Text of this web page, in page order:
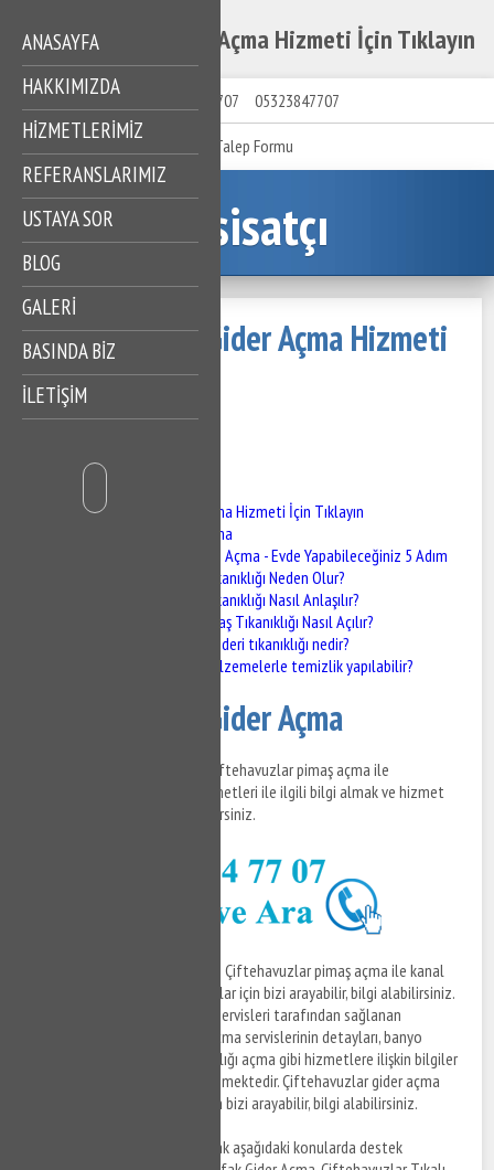
Çiftehavuzlar Gider Açma Hizmeti İçin Tıklayın
ANASAYFA
HAKKIMIZDA
HIZMETLERIMIZ
REFERANSLARIMIZ
USTAYA SOR
BLOG
GALERİ
BASINDA BİZ
İLETİŞİM
05323847707 05323847707
Talep Formu
Tesisatçı
Çiftehavuzlar Gider Açma Hizmeti
İçin Tıklayın
İçindekiler
Çiftehavuzlar Gider Açma Hizmeti İçin Tıklayın
Çiftehavuzlar Gider Açma
Pimaş Tıkanıklığı Açma - Evde Yapabileceğiniz 5 Adım
Pimaş Tıkanıklığı Neden Olur?
Pimaş Tıkanıklığı Nasıl Anlaşılır?
Evde Pimaş Tıkanıklığı Nasıl Açılır?
Mutfak gideri tıkanıklığı nedir?
Hangi malzemelerle temizlik yapılabilir?
Çiftehavuzlar Gider Açma
Çiftehavuzlar gider açma ve Çiftehavuzlar pimaş açma ile
Çiftehavuzlar kanal açma hizmetleri ile ilgili bilgi almak ve hizmet
almak için bizi hemen arayabilirsiniz.
ve Çiftehavuzlar pimaş açma ile kanal
açma hizmetleri ile ilgili detaylar için bizi arayabilir, bilgi alabilirsiniz.
Çiftehavuzlar tıkanıklık açma servisleri tarafından sağlanan
hizmetler, sunulan tıkanıklık açma servislerinin detayları, banyo
tıkanıklığı açma, klozet tıkanıklığı açma gibi hizmetlere ilişkin bilgiler
bu konu başlığı altında listelenmektedir. Çiftehavuzlar gider açma
hizmetleri ile ilgili detaylar için bizi arayabilir, bilgi alabilirsiniz.
Çiftehavuzlar gider açma olarak aşağıdaki konularda destek